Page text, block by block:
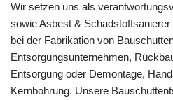
Wir setzen uns als
sowie Asbest &
bei der Fabrikation von
Entsorgungsunternehmen,
Entsorgung oder Demontage,
Kernbohrung. Unsere